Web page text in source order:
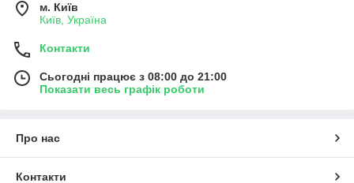
м. Київ
Київ, Україна
Контакти
Сьогодні працює з 08:00 до 21:00
Показати весь графік роботи
Про нас
Контакти